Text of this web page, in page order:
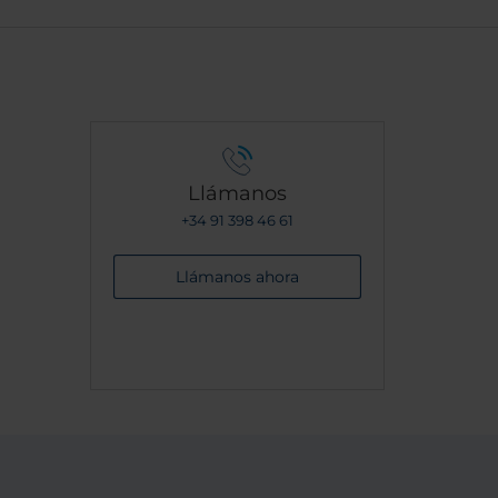
Llámanos
+34 91 398 46 61
Llámanos ahora